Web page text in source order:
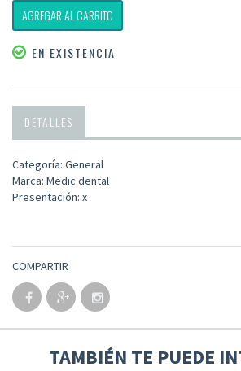
AGREGAR AL CARRITO
EN EXISTENCIA
DETALLES
Categoría: General
Marca: Medic dental
Presentación: x
COMPARTIR
TAMBIÉN TE PUEDE